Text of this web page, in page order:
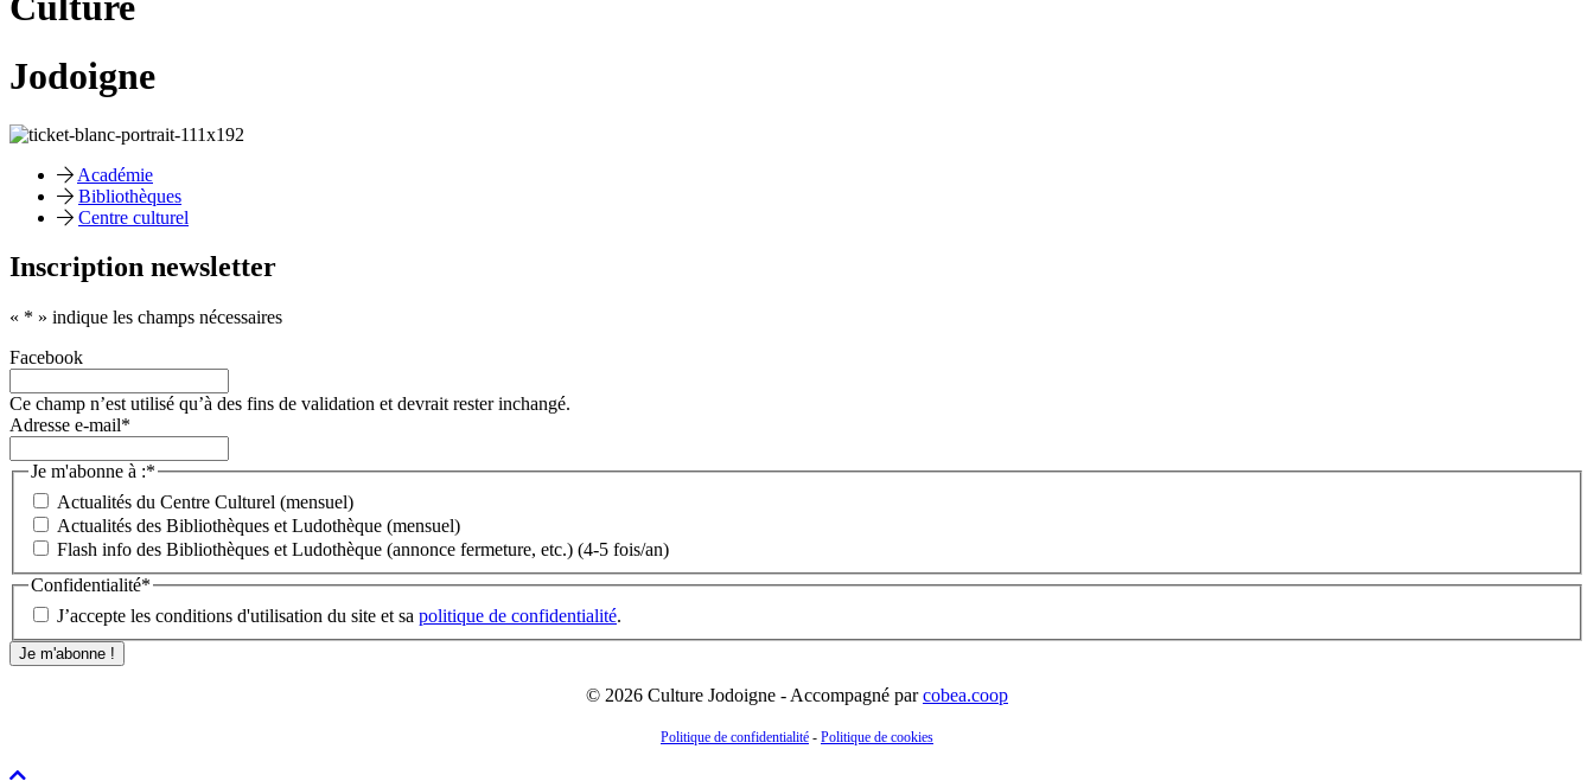
Jodoigne
Académie
Bibliothèques
Centre culturel
Inscription newsletter
« * » indique les champs nécessaires
Facebook
Ce champ n’est utilisé qu’à des fins de validation et devrait rester inchangé.
Adresse e-mail*
Je m'abonne à :*
Actualités du Centre Culturel (mensuel)
Actualités des Bibliothèques et Ludothèque (mensuel)
Flash info des Bibliothèques et Ludothèque (annonce fermeture, etc.) (4-5 fois/an)
Confidentialité*
J’accepte les conditions d'utilisation du site et sa politique de confidentialité.
© 2026 Culture Jodoigne - Accompagné parcobea.coop
Politique de confidentialité - Politique de cookies
Faire